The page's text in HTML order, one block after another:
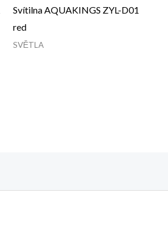
Svítilna AQUAKINGS ZYL-D01
red
SVĚTLA